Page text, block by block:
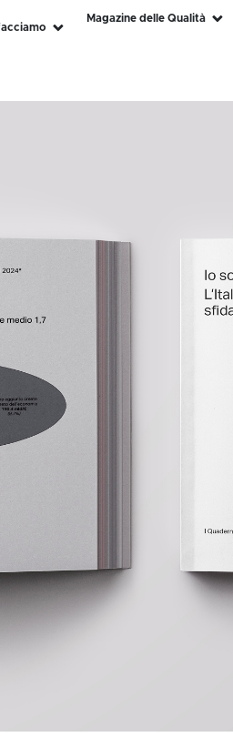
Magazine delle Qualità